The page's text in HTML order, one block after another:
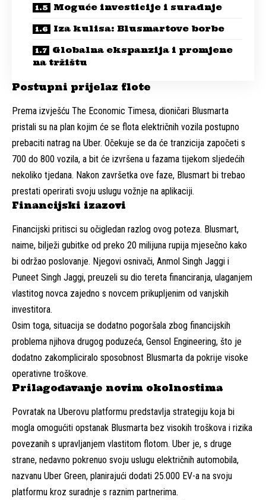
Moguće investicije i suradnje
Iza kulisa: Blusmartove borbe
Globalna ekspanzija i promjene
na tržištu
Postupni prijelaz flote
Prema izvješću The Economic Timesa, dioničari Blusmarta
pristali su na plan kojim će se flota električnih vozila postupno
prebaciti natrag na Uber. Očekuje se da će tranzicija započeti s
700 do 800 vozila, a bit će izvršena u fazama tijekom sljedećih
nekoliko tjedana. Nakon završetka ove faze, Blusmart bi trebao
prestati operirati svoju uslugu vožnje na aplikaciji.
Financijski izazovi
Financijski pritisci su očigledan razlog ovog poteza. Blusmart,
naime, bilježi gubitke od preko 20 milijuna rupija mjesečno kako
bi održao poslovanje. Njegovi osnivači, Anmol Singh Jaggi i
Puneet Singh Jaggi, preuzeli su dio tereta financiranja, ulaganjem
vlastitog novca zajedno s novcem prikupljenim od vanjskih
investitora.
Osim toga, situacija se dodatno pogoršala zbog financijskih
problema njihova drugog poduzeća, Gensol Engineering, što je
dodatno zakompliciralo sposobnost Blusmarta da pokrije visoke
operativne troškove.
Prilagođavanje novim okolnostima
Povratak na Uberovu platformu predstavlja strategiju koja bi
mogla omogućiti opstanak Blusmarta bez visokih troškova i rizika
povezanih s upravljanjem vlastitom flotom. Uber je, s druge
strane, nedavno pokrenuo svoju uslugu električnih automobila,
nazvanu Uber Green, planirajući dodati 25.000 EV-a na svoju
platformu kroz suradnje s raznim partnerima.